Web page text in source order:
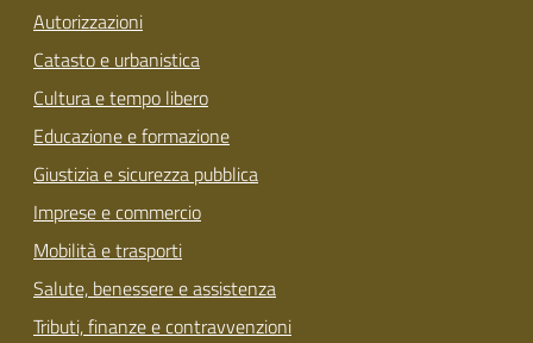
Autorizzazioni
Catasto e urbanistica
Cultura e tempo libero
Educazione e formazione
Giustizia e sicurezza pubblica
Imprese e commercio
Mobilità e trasporti
Salute, benessere e assistenza
Tributi, finanze e contravvenzioni